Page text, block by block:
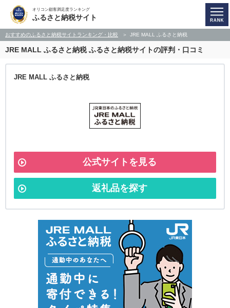
オリコン顧客満足度ランキング
ふるさと納税サイト
おすすめのふるさと納税サイトランキング・比較 JRE MALL ふるさと納税
JRE MALL ふるさと納税ふるさと納税サイトの評判・口コミ
JRE MALL ふるさと納税
公式サイトを見る
返礼品を探す